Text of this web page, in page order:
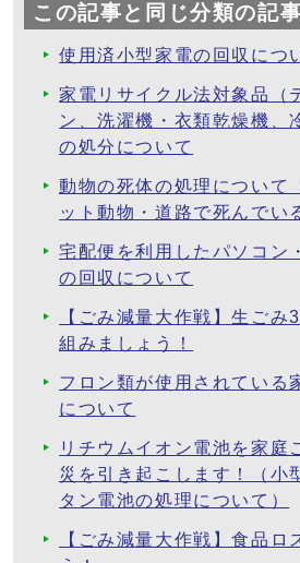
この記事と同じ分類の記事
使用済小型家電の回収につ
家電リサイクル法対象品（
ン、洗濯機・衣類乾燥機、
の処分について
動物の死体の処理について
ット動物・道路で死んでい
宅配便を利用したパソコン
の回収について
【ごみ減量大作戦】生ごみ
組みましょう！
フロン類が使用されている
について
リチウムイオン電池を家庭
災を引き起こします！（小
タン電池の処理について）
【ごみ減量大作戦】食品ロ